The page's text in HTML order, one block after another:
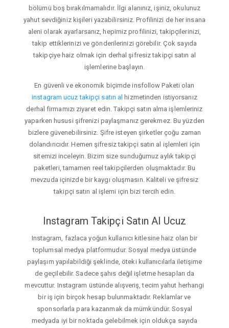
bölümü boş bırakılmamalıdır. İlgi alanınız, işiniz, okulunuz
yahut sevdiğiniz kişileri yazabilirsiniz. Profilinizi de her insana
aleni olarak ayarlarsanız, hepimiz profilinizi, takipçilerinizi,
takip ettiklerinizi ve gönderilerinizi görebilir. Çok sayıda
takipçiye haiz olmak için derhal şifresiz takipçi satın al
işlemlerine başlayın.
En güvenli ve ekonomik biçimde insfollow Paketi olan
instagram ucuz takipçi satın al hizmetinden istiyorsanız
derhal firmamızı ziyaret edin. Takipçi satın alma işlemleriniz
yaparken hususi şifrenizi paylaşmanız gerekmez. Bu yüzden
bizlere güvenebilirsiniz. Şifre isteyen şirketler çoğu zaman
dolandırıcıdır. Hemen şifresiz takipçi satın al işlemleri için
sitemizi inceleyin. Bizim size sunduğumuz aylık takipçi
paketleri, tamamen reel takipçilerden oluşmaktadır. Bu
mevzuda içinizde bir kaygı oluşmasın. Kaliteli ve şifresiz
takipçi satın al işlemi için bizi tercih edin.
Instagram Takipçi Satın Al Ucuz
Instagram, fazlaca yoğun kullanıcı kitlesine haiz olan bir
toplumsal medya platformudur. Sosyal medya üstünde
paylaşım yapılabildiği şeklinde, öteki kullanıcılarla iletişime
de geçilebilir. Sadece şahıs değil işletme hesapları da
mevcuttur. Instagram üstünde alışveriş, tecim yahut herhangi
bir iş için birçok hesap bulunmaktadır. Reklamlar ve
sponsorlarla para kazanmak da mümkündür. Sosyal
medyada iyi bir noktada gelebilmek için oldukça sayıda